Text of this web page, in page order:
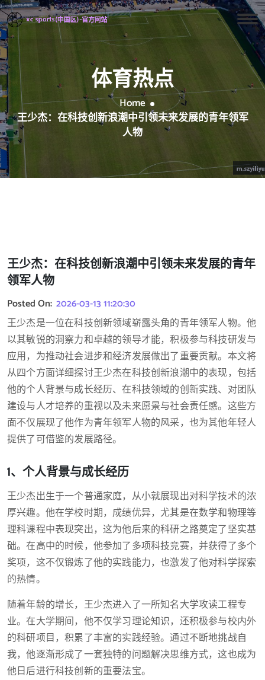
体育热点
Home
王少杰：在科技创新浪潮中引领未来发展的青年领军
人物
王少杰：在科技创新浪潮中引领未来发展的青年
领军人物
Posted On: 2026-03-13 11:20:30
王少杰是一位在科技创新领域崭露头角的青年领军人物。他
以其敏锐的洞察力和卓越的领导才能，积极参与科技研发与
应用，为推动社会进步和经济发展做出了重要贡献。本文将
从四个方面详细探讨王少杰在科技创新浪潮中的表现，包括
他的个人背景与成长经历、在科技领域的创新实践、对团队
建设与人才培养的重视以及未来愿景与社会责任感。这些方
面不仅展现了他作为青年领军人物的风采，也为其他年轻人
提供了可借鉴的发展路径。
1、个人背景与成长经历
王少杰出生于一个普通家庭，从小就展现出对科学技术的浓
厚兴趣。他在学校时期，成绩优异，尤其是在数学和物理等
理科课程中表现突出，这为他后来的科研之路奠定了坚实基
础。在高中的时候，他参加了多项科技竞赛，并获得了多个
奖项，这不仅锻炼了他的实践能力，也激发了他对科学探索
的热情。
随着年龄的增长，王少杰进入了一所知名大学攻读工程专
业。在大学期间，他不仅学习理论知识，还积极参与校内外
的科研项目，积累了丰富的实践经验。通过不断地挑战自
我，他逐渐形成了一套独特的问题解决思维方式，这也成为
他日后进行科技创新的重要法宝。